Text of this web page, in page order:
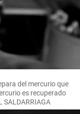
del mercurio que
es recuperado
SALDARRIAGA